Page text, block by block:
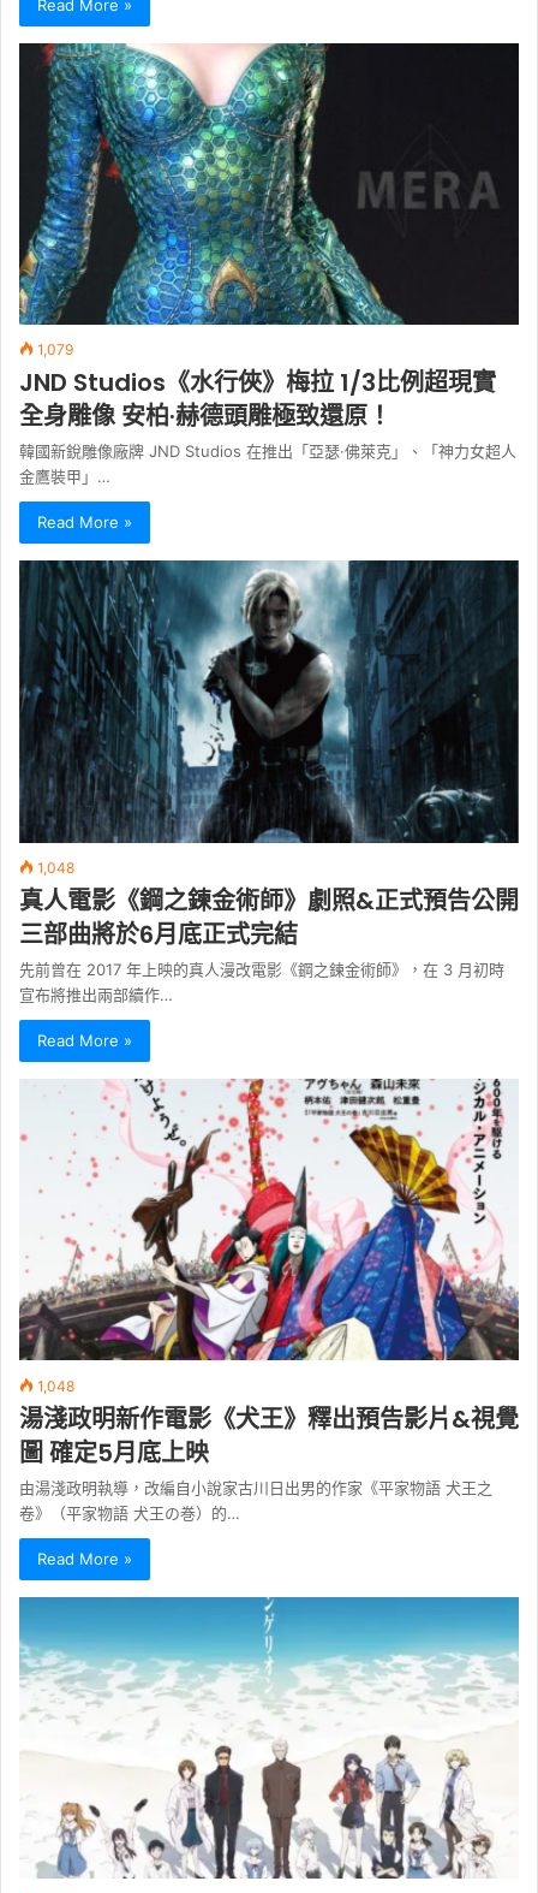
Read More »
1,079
JND Studios《水行俠》梅拉 1/3比例超現實
全身雕像 安柏·赫德頭雕極致還原！
韓國新銳雕像廠牌 JND Studios 在推出「亞瑟·佛萊克」、「神力女超人
金鷹裝甲」…
Read More »
1,048
真人電影《鋼之鍊金術師》劇照&正式預告公開
三部曲將於6月底正式完結
先前曾在 2017 年上映的真人漫改電影《鋼之鍊金術師》，在 3 月初時
宣布將推出兩部續作…
Read More »
1,048
湯淺政明新作電影《犬王》釋出預告影片&視覺
圖 確定5月底上映
由湯淺政明執導，改編自小說家古川日出男的作家《平家物語 犬王之
卷》（平家物語 犬王の巻）的…
Read More »